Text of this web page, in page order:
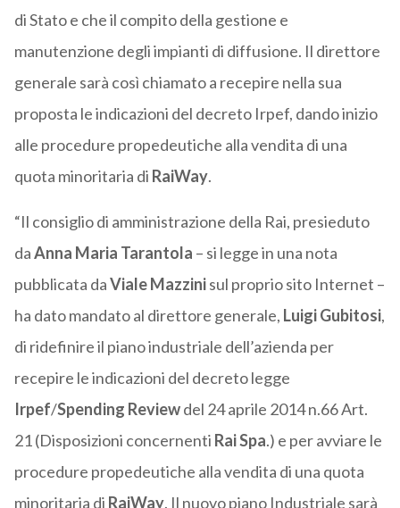
di Stato e che il compito della gestione e
manutenzione degli impianti di diffusione. Il direttore
generale sarà così chiamato a recepire nella sua
proposta le indicazioni del decreto Irpef, dando inizio
alle procedure propedeutiche alla vendita di una
quota minoritaria di RaiWay.
“Il consiglio di amministrazione della Rai, presieduto
daAnna Maria Tarantola – si legge in una nota
pubblicata daViale Mazzinisul proprio sito Internet –
ha dato mandato al direttore generale, Luigi Gubitosi,
di ridefinire il piano industriale dell’azienda per
recepire le indicazioni del decreto legge
Irpef/Spending Reviewdel 24 aprile 2014 n.66 Art.
21 (Disposizioni concernenti Rai Spa.) e per avviare le
procedure propedeutiche alla vendita di una quota
minoritaria di RaiWay. Il nuovo piano Industriale sarà